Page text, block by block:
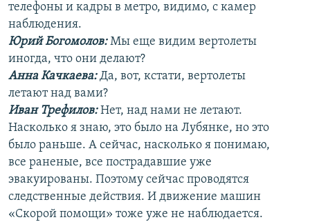
телефоны и кадры в метро, видимо, с камер
наблюдения.
Юрий Богомолов:Мы еще видим вертолеты
иногда, что они делают?
Анна Качкаева:Да, вот, кстати, вертолеты
летают над вами?
Иван Трефилов:Нет, над нами не летают.
Насколько я знаю, это было на Лубянке, но это
было раньше. А сейчас, насколько я понимаю,
все раненые, все пострадавшие уже
эвакуированы. Поэтому сейчас проводятся
следственные действия. И движение машин
«Скорой помощи» тоже уже не наблюдается.